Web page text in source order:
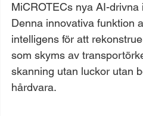
MiCROTECs nya AI-
Denna innovativa funktion
intelligens för att
som skyms av
skanning utan luckor utan
hårdvara.